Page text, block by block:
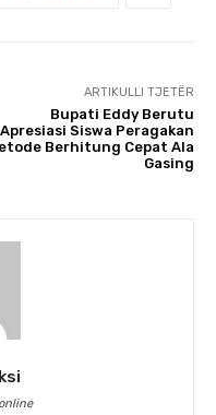
ARTIKULLI TJETËR
Bupati Eddy Berutu
Apresiasi Siswa Peragakan
Berhitung Cepat Ala
Gasing